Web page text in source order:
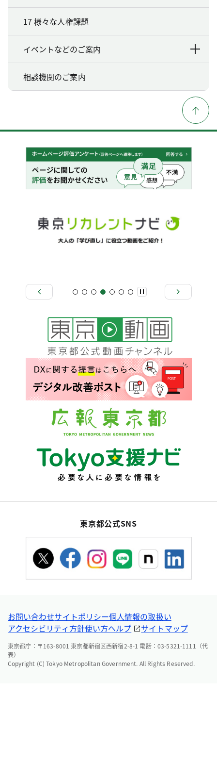
17 様々な人権課題
イベントなどのご案内
相談機関のご案内
東京都公式SNS
お問い合わせサイトポリシー個人情報の取扱い
アクセシビリティ方針使い方ヘルプ サイトマップ
東京都庁：〒163-8001 東京都新宿区西新宿2-8-1 電話：03-5321-1111（代
表）
Copyright (C) Tokyo Metropolitan Government. All Rights Reserved.